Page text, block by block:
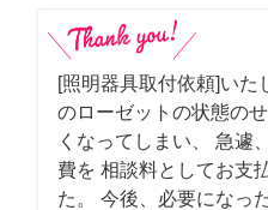
[照明器具取付依頼]いた
のローゼットの状態の
くなってしまい、 急遽
費を 相談料としてお支
た。 今後、必要になっ